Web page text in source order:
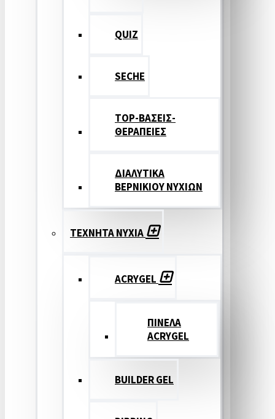
QUIZ
SECHE
TOP-ΒΑΣΕΙΣ-
ΘΕΡΑΠΕΙΕΣ
ΔΙΑΛΥΤΙΚΑ
ΒΕΡΝΙΚΙΟΥ ΝΥΧΙΩΝ
ΤΕΧΝΗΤΑ ΝΥΧΙΑ
ACRYGEL
ΠΙΝΕΛΑ
ACRYGEL
BUILDER GEL